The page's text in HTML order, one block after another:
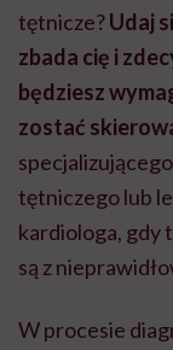
tętnicze?Udaj
zbada cię i
będziesz
zostać
tętniczego lub
kardiologa, gdy
są z
W procesie